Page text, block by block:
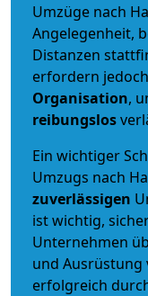
Umzüge nach
Angelegenheit,
Distanzen
erfordern
Organisation,
reibungslos
Ein wichtiger
Umzugs nach
zuverlässigen
ist wichtig,
Unternehmen
und Ausrüstung
erfolgreich